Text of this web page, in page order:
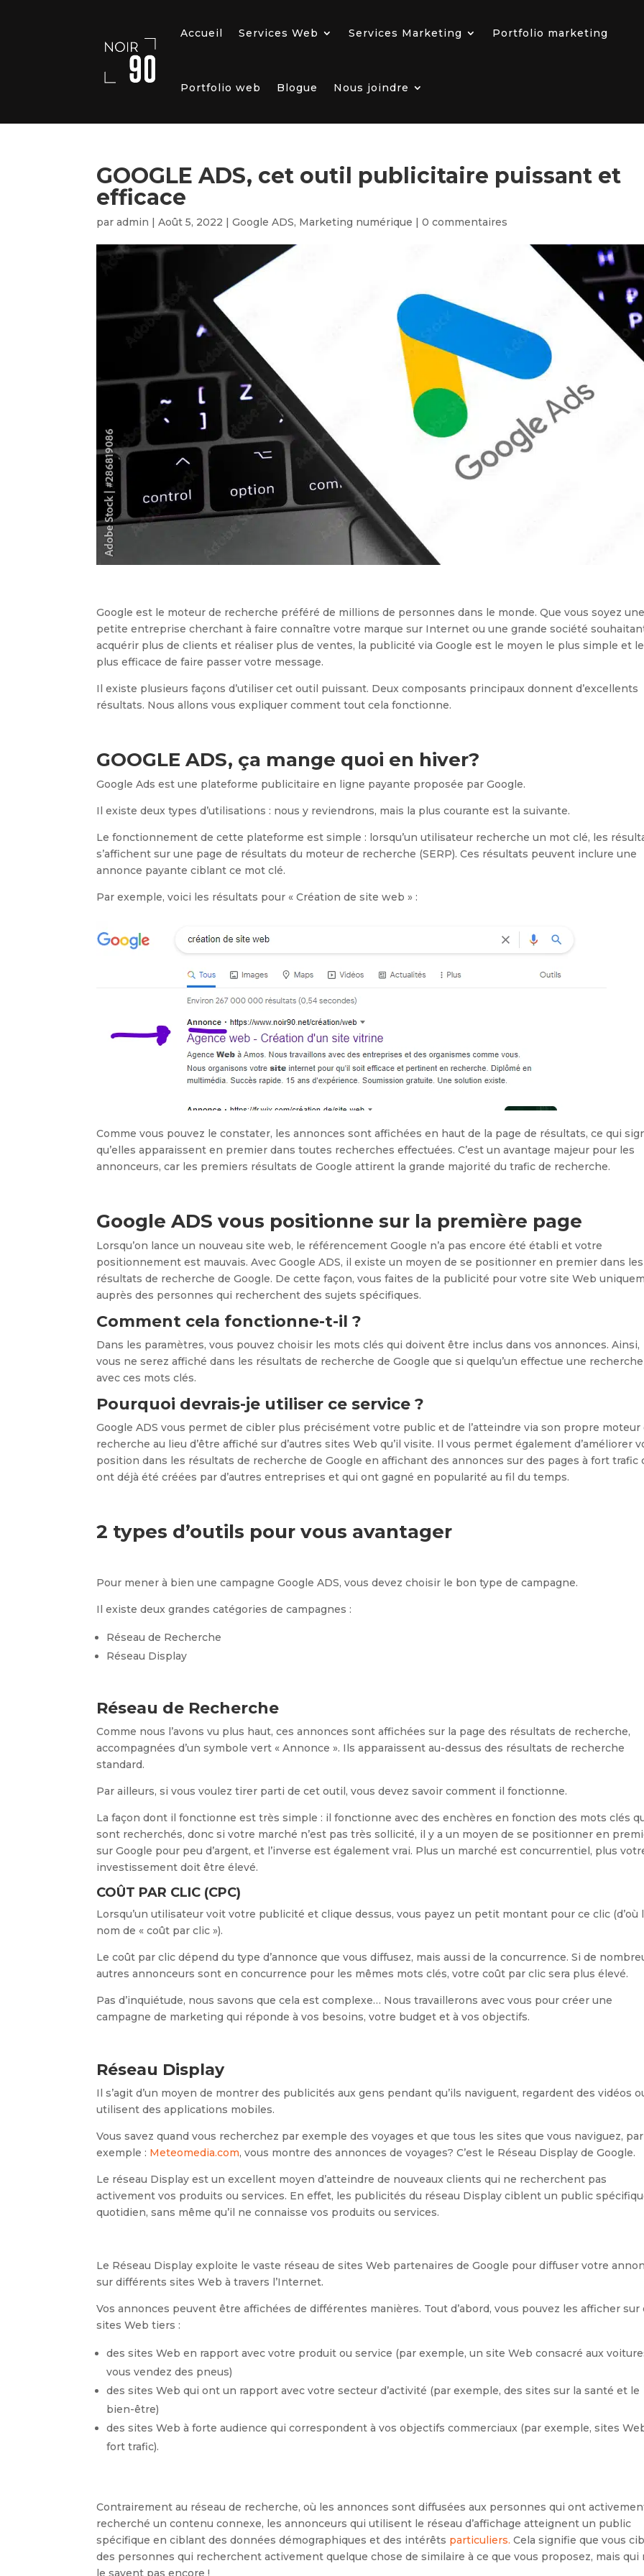
Accueil Services Web Services Marketing Portfolio marketing
Portfolio web Blogue Nous joindre
GOOGLE ADS, cet outil publicitaire puissant et
efficace
paradmin |Août 5, 2022 |Google ADS, Marketing numérique |0 commentaires
Google est le moteur de recherche préféré de millions de personnes dans le monde. Que vous soyez une
petite entreprise cherchant à faire connaître votre marque sur Internet ou une grande société
acquérir plus de clients et réaliser plus de ventes, la publicité via Google est le moyen le plus simple et le
plus efficace de faire passer votre message.
Il existe plusieurs façons d’utiliser cet outil puissant. Deux composants principaux donnent d’excellents
résultats. Nous allons vous expliquer comment tout cela fonctionne.
GOOGLE ADS, ça mange quoi en hiver?
Google Ads est une plateforme publicitaire en ligne payante proposée par Google.
Il existe deux types d’utilisations : nous y reviendrons, mais la plus courante est la suivante.
Le fonctionnement de cette plateforme est simple : lorsqu’un utilisateur recherche un mot clé, les
s’affichent sur une page de résultats du moteur de recherche (SERP). Ces résultats peuvent inclure une
annonce payante ciblant ce mot clé.
Par exemple, voici les résultats pour « Création de site web » :
Comme vous pouvez le constater, les annonces sont affichées en haut de la page de résultats, ce qui
qu’elles apparaissent en premier dans toutes recherches effectuées. C’est un avantage majeur pour les
annonceurs, car les premiers résultats de Google attirent la grande majorité du trafic de recherche.
Google ADS vous positionne sur la première page
Lorsqu’on lance un nouveau site web, le référencement Google n’a pas encore été établi et votre
positionnement est mauvais. Avec Google ADS, il existe un moyen de se positionner en premier dans les
résultats de recherche de Google. De cette façon, vous faites de la publicité pour votre site Web
auprès des personnes qui recherchent des sujets spécifiques.
Comment cela fonctionne-t-il ?
Dans les paramètres, vous pouvez choisir les mots clés qui doivent être inclus dans vos annonces. Ainsi,
vous ne serez affiché dans les résultats de recherche de Google que si quelqu’un effectue une recherche
avec ces mots clés.
Pourquoi devrais-je utiliser ce service ?
Google ADS vous permet de cibler plus précisément votre public et de l’atteindre via son propre moteur
recherche au lieu d’être affiché sur d’autres sites Web qu’il visite. Il vous permet également d’améliorer
position dans les résultats de recherche de Google en affichant des annonces sur des pages à fort trafic
ont déjà été créées par d’autres entreprises et qui ont gagné en popularité au fil du temps.
2 types d’outils pour vous avantager
Pour mener à bien une campagne Google ADS, vous devez choisir le bon type de campagne.
Il existe deux grandes catégories de campagnes :
Réseau de Recherche
Réseau Display
Réseau de Recherche
Comme nous l’avons vu plus haut, ces annonces sont affichées sur la page des résultats de recherche,
accompagnées d’un symbole vert « Annonce ». Ils apparaissent au-dessus des résultats de recherche
standard.
Par ailleurs, si vous voulez tirer parti de cet outil, vous devez savoir comment il fonctionne.
La façon dont il fonctionne est très simple : il fonctionne avec des enchères en fonction des mots clés
sont recherchés, donc si votre marché n’est pas très sollicité, il y a un moyen de se positionner en
sur Google pour peu d’argent, et l’inverse est également vrai. Plus un marché est concurrentiel, plus
investissement doit être élevé.
COÛT PAR CLIC (CPC)
Lorsqu’un utilisateur voit votre publicité et clique dessus, vous payez un petit montant pour ce clic (d’où
nom de « coût par clic »).
Le coût par clic dépend du type d’annonce que vous diffusez, mais aussi de la concurrence. Si de
autres annonceurs sont en concurrence pour les mêmes mots clés, votre coût par clic sera plus élevé.
Pas d’inquiétude, nous savons que cela est complexe… Nous travaillerons avec vous pour créer une
campagne de marketing qui réponde à vos besoins, votre budget et à vos objectifs.
Réseau Display
Il s’agit d’un moyen de montrer des publicités aux gens pendant qu’ils naviguent, regardent des vidéos
utilisent des applications mobiles.
Vous savez quand vous recherchez par exemple des voyages et que tous les sites que vous naviguez, par
exemple : Meteomedia.com, vous montre des annonces de voyages? C’est le Réseau Display de Google.
Le réseau Display est un excellent moyen d’atteindre de nouveaux clients qui ne recherchent pas
activement vos produits ou services. En effet, les publicités du réseau Display ciblent un public
quotidien, sans même qu’il ne connaisse vos produits ou services.
Le Réseau Display exploite le vaste réseau de sites Web partenaires de Google pour diffuser votre
sur différents sites Web à travers l’Internet.
Vos annonces peuvent être affichées de différentes manières. Tout d’abord, vous pouvez les afficher sur
sites Web tiers :
des sites Web en rapport avec votre produit ou service (par exemple, un site Web consacré aux
vous vendez des pneus)
des sites Web qui ont un rapport avec votre secteur d’activité (par exemple, des sites sur la santé et le
bien-être)
des sites Web à forte audience qui correspondent à vos objectifs commerciaux (par exemple, sites
fort trafic).
Contrairement au réseau de recherche, où les annonces sont diffusées aux personnes qui ont
recherché un contenu connexe, les annonceurs qui utilisent le réseau d’affichage atteignent un public
spécifique en ciblant des données démographiques et des intérêts particuliers. Cela signifie que vous
des personnes qui recherchent activement quelque chose de similaire à ce que vous proposez, mais qui